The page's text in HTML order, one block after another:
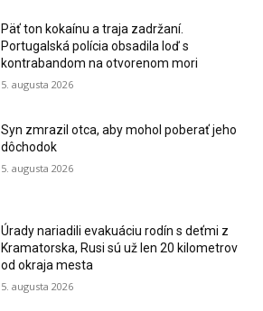
Päť ton kokaínu a traja zadržaní.
Portugalská polícia obsadila loď s
kontrabandom na otvorenom mori
5. augusta 2026
Syn zmrazil otca, aby mohol poberať jeho
dôchodok
5. augusta 2026
Úrady nariadili evakuáciu rodín s deťmi z
Kramatorska, Rusi sú už len 20 kilometrov
od okraja mesta
5. augusta 2026